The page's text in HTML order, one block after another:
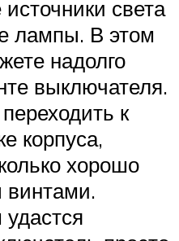
света
лампы. В этом
надолго
выключателя.
к
корпуса,
хорошо
винтами.